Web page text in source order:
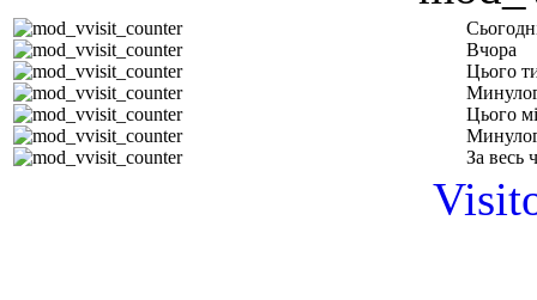
Вчора
Цього
Цього
За весь